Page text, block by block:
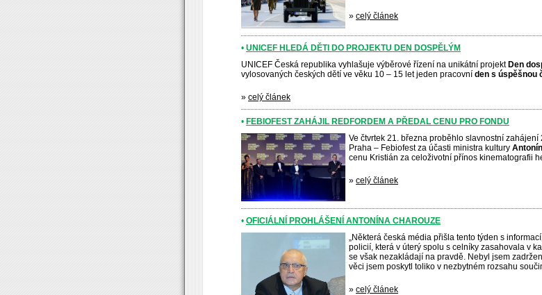
» celý článek
• UNICEF HLEDÁ DĚTI DO PROJEKTU DEN DOSPĚLÝM
UNICEF Česká republika vyhlašuje výběrové řízení na unikátní projekt Den
vylosovaných českých dětí ve věku 10 – 15 let jeden pracovní den s úspěšnou
» celý článek
• FEBIOFEST ZAHÁJIL REDFORDEM A PŘEDAL CENU PRO FONDU
Ve čtvrtek 21. března proběhlo slavnostní
Praha – Febiofest za účasti ministra kultury
cenu Kristián za celoživotní přínos kinematografii
» celý článek
• OFICIÁLNÍ PROHLÁŠENÍ ANTONÍNA CHAROUZE
„Některá česká média přišla tento týden s
policií, která v úterý spolu s celníky zasahovala v
se však nezakládají na pravdě. Nebyl jsem
věci jsem poskytl toliko v nezbytném rozsahu
» celý článek